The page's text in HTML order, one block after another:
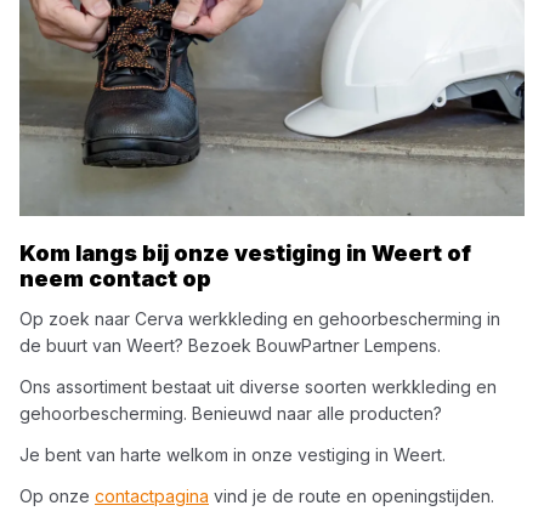
Kom langs bij onze vestiging in Weert of
neem contact op
Op zoek naar Cerva werkkleding en gehoorbescherming in
de buurt van Weert? Bezoek BouwPartner Lempens.
Ons assortiment bestaat uit diverse soorten werkkleding en
gehoorbescherming. Benieuwd naar alle producten?
Je bent van harte welkom in onze vestiging in Weert.
Op onze contactpagina vind je de route en openingstijden.